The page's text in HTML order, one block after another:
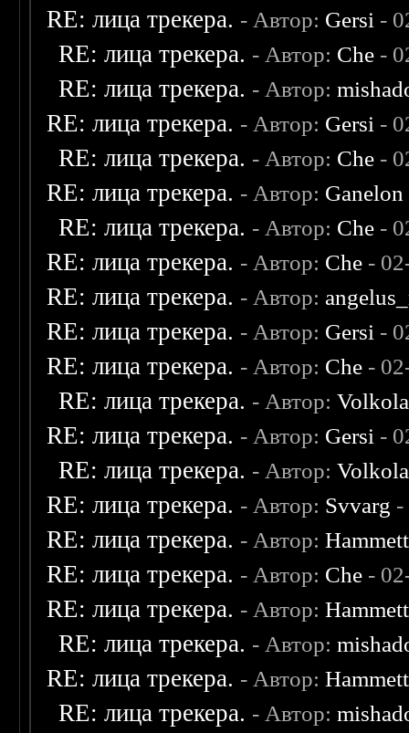
RE: лица трекера. - Автор: Gersi -
RE: лица трекера. - Автор: Che -
RE: лица трекера. - Автор:
RE: лица трекера. - Автор: Gersi -
RE: лица трекера. - Автор: Che -
RE: лица трекера. - Автор: Ganelon
RE: лица трекера. - Автор: Che -
RE: лица трекера. - Автор: Che -
RE: лица трекера. - Автор:
RE: лица трекера. - Автор: Gersi -
RE: лица трекера. - Автор: Che -
RE: лица трекера. - Автор:
RE: лица трекера. - Автор: Gersi -
RE: лица трекера. - Автор:
RE: лица трекера. - Автор: Svvarg -
RE: лица трекера. - Автор:Hammett
RE: лица трекера. - Автор: Che -
RE: лица трекера. - Автор:Hammett
RE: лица трекера. - Автор:
RE: лица трекера. - Автор:Hammett
RE: лица трекера. - Автор: